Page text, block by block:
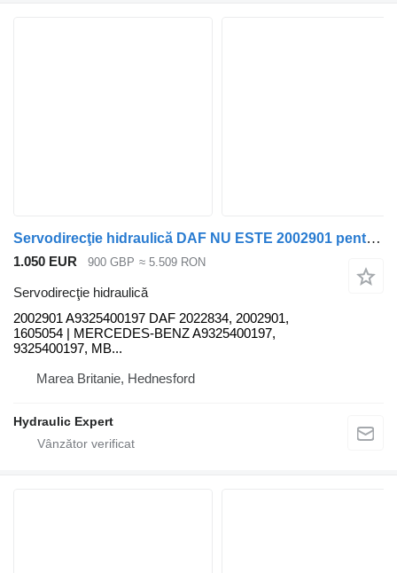
Servodirecţie hidraulică DAF NU ESTE 2002901 pentru camion Mercedes-Benz
1.050 EUR 900 GBP ≈ 5.509 RON
Servodirecţie hidraulică
2002901 A9325400197 DAF 2022834, 2002901,
1605054 | MERCEDES-BENZ A9325400197,
9325400197, MB...
Marea Britanie, Hednesford
Hydraulic Expert